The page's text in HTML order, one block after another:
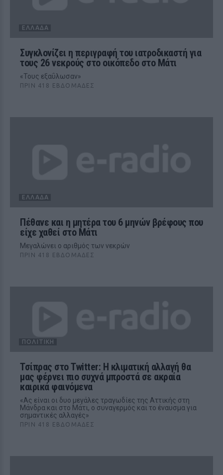
ΕΛΛΆΔΑ
Συγκλονίζει η περιγραφή του ιατροδικαστή για
τους 26 νεκρούς στο οικόπεδο στο Μάτι
«Τους εξαΰλωσαν»
ΠΡΙΝ 418 ΕΒΔΟΜΆΔΕΣ
ΕΛΛΆΔΑ
Πέθανε και η μητέρα του 6 μηνών βρέφους που
είχε χαθεί στο Μάτι
Μεγαλώνει ο αριθμός των νεκρών
ΠΡΙΝ 418 ΕΒΔΟΜΆΔΕΣ
ΠΟΛΙΤΙΚΉ
Τσίπρας στο Twitter: H κλιματική αλλαγή θα
μας φέρνει πιο συχνά μπροστά σε ακραία
καιρικά φαινόμενα
«Ας είναι οι δυο μεγάλες τραγωδίες της Αττικής στη
Μάνδρα και στο Μάτι, ο συναγερμός και το έναυσμα για
σημαντικές αλλαγές»
ΠΡΙΝ 418 ΕΒΔΟΜΆΔΕΣ